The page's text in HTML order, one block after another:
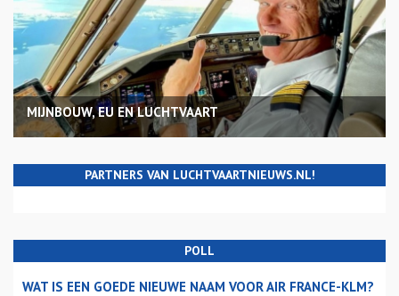
MIJNBOUW, EU EN LUCHTVAART
PARTNERS VAN LUCHTVAARTNIEUWS.NL!
POLL
WAT IS EEN GOEDE NIEUWE NAAM VOOR AIR FRANCE-KLM?